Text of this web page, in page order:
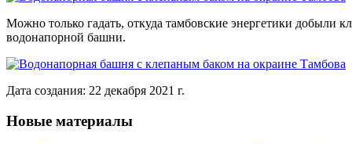
Можно только гадать, откуда тамбовские энергетики добыли
водонапорной башни.
Дата создания: 22 декабря 2021 г.
Новые материалы